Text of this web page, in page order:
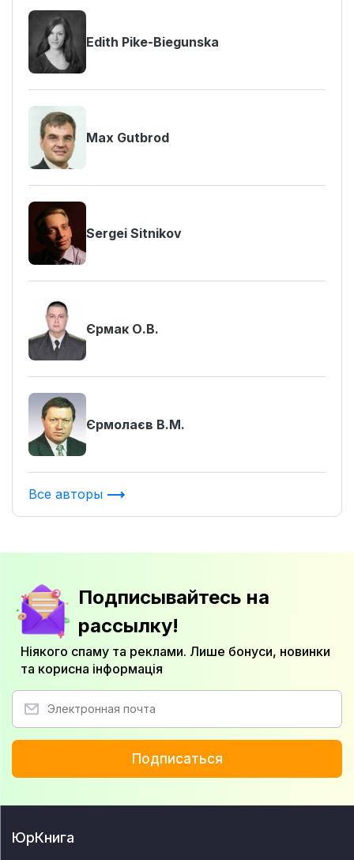
Edith Pike-Biegunska
Max Gutbrod
Sergei Sitnikov
Єрмак О.В.
Єрмолаєв В.М.
Все авторы
Подписывайтесь на
рассылку!
Ніякого спаму та реклами. Лише бонуси, новинки
та корисна інформація
Подписаться
ЮрКнига